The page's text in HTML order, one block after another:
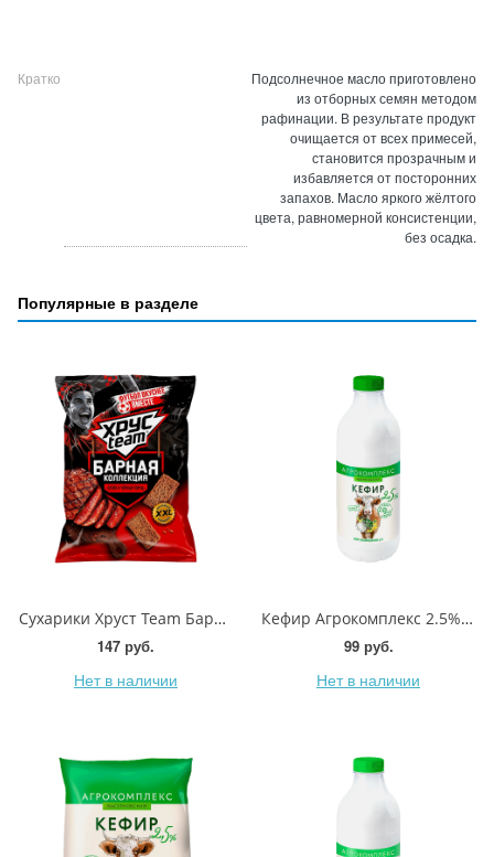
Кратко
Подсолнечное масло приготовлено
из отборных семян методом
рафинации. В результате продукт
очищается от всех примесей,
становится прозрачным и
избавляется от посторонних
запахов. Масло яркого жёлтого
цвета, равномерной консистенции,
без осадка.
Популярные в разделе
Сухарики Хруст Team Барная коллекция Стейк и черный перец 140г
147 руб.
Нет в наличии
Кефир Агрокомплекс 2.5% 900г
99 руб.
Нет в наличии